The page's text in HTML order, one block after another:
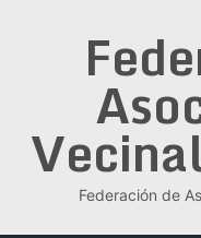
Federación de